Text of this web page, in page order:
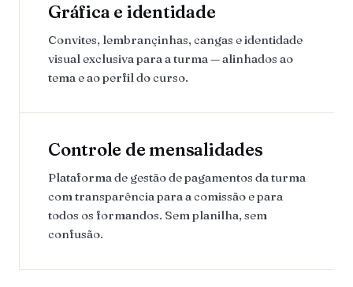
Gráfica e identidade
Convites, lembrançinhas, cangas e identidade
visual exclusiva para a turma — alinhados ao
tema e ao perfil do curso.
Controle de mensalidades
Plataforma de gestão de pagamentos da turma
com transparência para a comissão e para
todos os formandos. Sem planilha, sem
confusão.